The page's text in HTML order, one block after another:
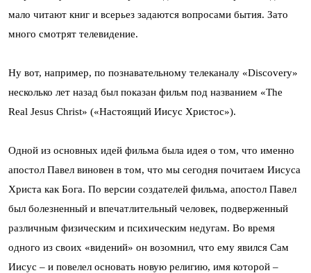
мало читают книг и всерьез задаются вопросами бытия. Зато
много смотрят телевидение.
Ну вот, например, по познавательному телеканалу «Discovery»
несколько лет назад был показан фильм под названием «The
Real Jesus Christ» («Настоящий Иисус Христос»).
Одной из основных идей фильма была идея о том, что именно
апостол Павел виновен в том, что мы сегодня почитаем Иисуса
Христа как Бога. По версии создателей фильма, апостол Павел
был болезненный и впечатлительный человек, подверженный
различным физическим и психическим недугам. Во время
одного из своих «видений» он возомнил, что ему явился Сам
Иисус – и повелел основать новую религию, имя которой –